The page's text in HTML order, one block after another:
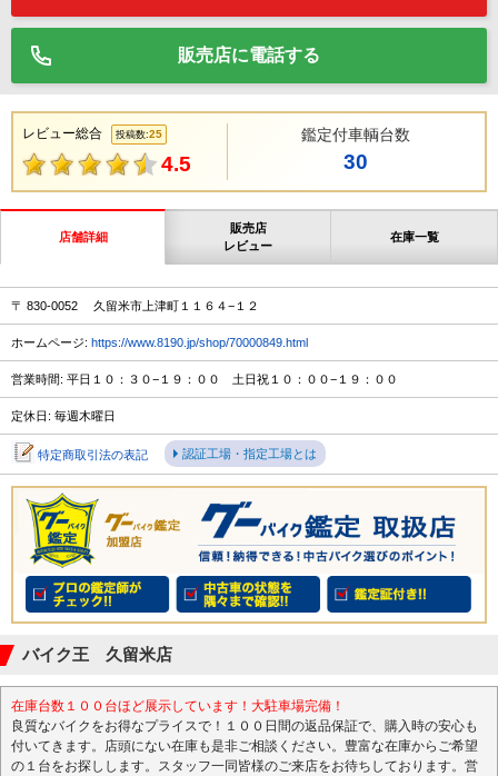
販売店に電話する
レビュー総合 投稿数:25
4.5
鑑定付車輌台数
30
店舗詳細
販売店
レビュー
在庫一覧
〒 830-0052 久留米市上津町１１６４−１２
ホームページ: https://www.8190.jp/shop/70000849.html
営業時間: 平日１０：３０−１９：００ 土日祝１０：００−１９：００
定休日: 毎週木曜日
特定商取引法の表記 認証工場・指定工場とは
バイク王 久留米店
在庫台数１００台ほど展示しています！大駐車場完備！
良質なバイクをお得なプライスで！１００日間の返品保証で、購入時の安心も
付いてきます。店頭にない在庫も是非ご相談ください。豊富な在庫からご希望
の１台をお探しします。スタッフ一同皆様のご来店をお待ちしております。営